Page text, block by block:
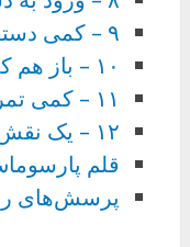
۹ – کمی دستور
۱۰ – باز هم کمی دستور
۱۱ – کمی تمرین
۱۲ – یک نقش جدید
قلم
پرسش‌های